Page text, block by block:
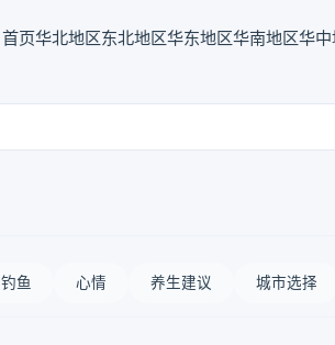
首页华北地区东北地区华东地区华南地区华
钓鱼 心情 养生建议 城市选择